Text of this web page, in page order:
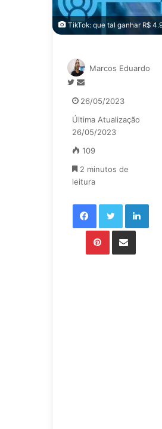
TikTok: que tal ganhar R$
Marcos Eduardo
Siga
Twitter
Mande
e-
mail
26/05/2023
Última Atualização
26/05/2023
109
2 minutos de
leitura
FacebookTwitter
PinterestCompartilhar via e-mail